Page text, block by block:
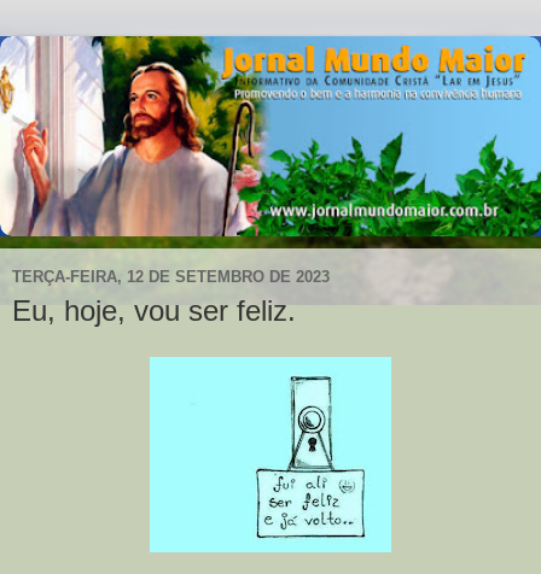
TERÇA-FEIRA, 12 DE SETEMBRO DE 2023
Eu, hoje, vou ser feliz.